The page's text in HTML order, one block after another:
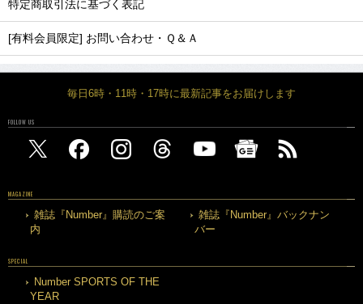
特定商取引法に基づく表記
[有料会員限定] お問い合わせ・Ｑ＆Ａ
毎日6時・11時・17時に最新記事をお届けします
FOLLOW US
MAGAZINE
雑誌『Number』購読のご案
内
雑誌『Number』バックナン
バー
SPECIAL
Number SPORTS OF THE
YEAR